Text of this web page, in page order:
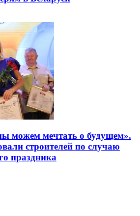
можем мечтать о будущем».
строителей по случаю
праздника